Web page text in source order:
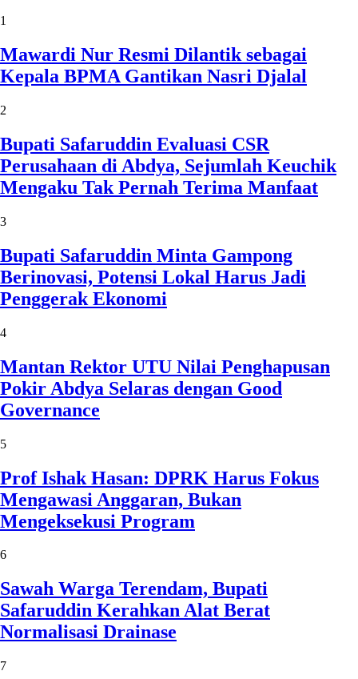
1
Mawardi Nur Resmi Dilantik sebagai
Kepala BPMA Gantikan Nasri Djalal
2
Bupati Safaruddin Evaluasi CSR
Perusahaan di Abdya, Sejumlah Keuchik
Mengaku Tak Pernah Terima Manfaat
3
Bupati Safaruddin Minta Gampong
Berinovasi, Potensi Lokal Harus Jadi
Penggerak Ekonomi
4
Mantan Rektor UTU Nilai Penghapusan
Pokir Abdya Selaras dengan Good
Governance
5
Prof Ishak Hasan: DPRK Harus Fokus
Mengawasi Anggaran, Bukan
Mengeksekusi Program
6
Sawah Warga Terendam, Bupati
Safaruddin Kerahkan Alat Berat
Normalisasi Drainase
7